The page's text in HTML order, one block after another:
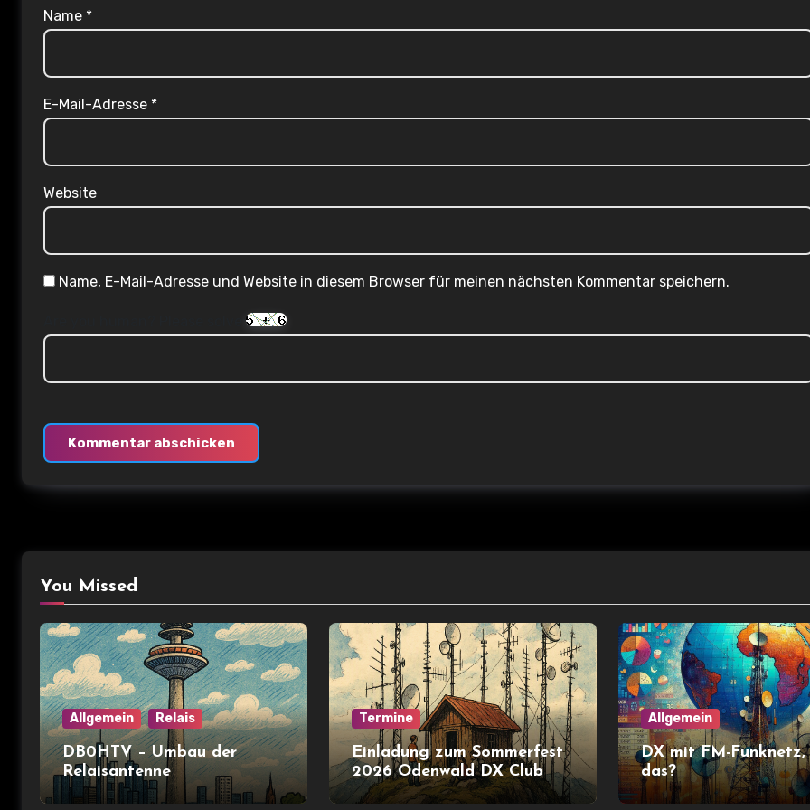
Name *
E-Mail-Adresse *
Website
Name, E-Mail-Adresse und Website in diesem Browser für meinen nächsten Kommentar speichern.
You Missed
Allgemein Relais
DB0HTV – Umbau der
Relaisantenne
Termine
Einladung zum Sommerfest
2026 Odenwald DX Club
Allgemein
DX mit FM-
das?